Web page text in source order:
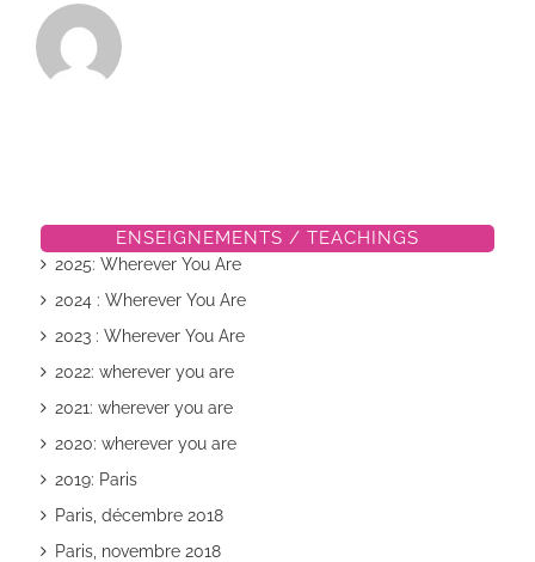
ENSEIGNEMENTS / TEACHINGS
2025: Wherever You Are
2024 : Wherever You Are
2023 : Wherever You Are
2022: wherever you are
2021: wherever you are
2020: wherever you are
2019: Paris
Paris, décembre 2018
Paris, novembre 2018